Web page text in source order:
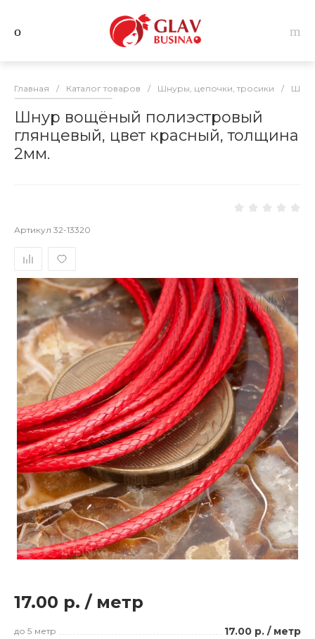
Главная / Каталог товаров / Шнуры, цепочки, тросики /
Шнур вощёный полиэстровый
глянцевый, цвет красный, толщина
2мм.
Артикул 32-13320
17.00 р. / метр
до 5 метр 17.00 р. / метр